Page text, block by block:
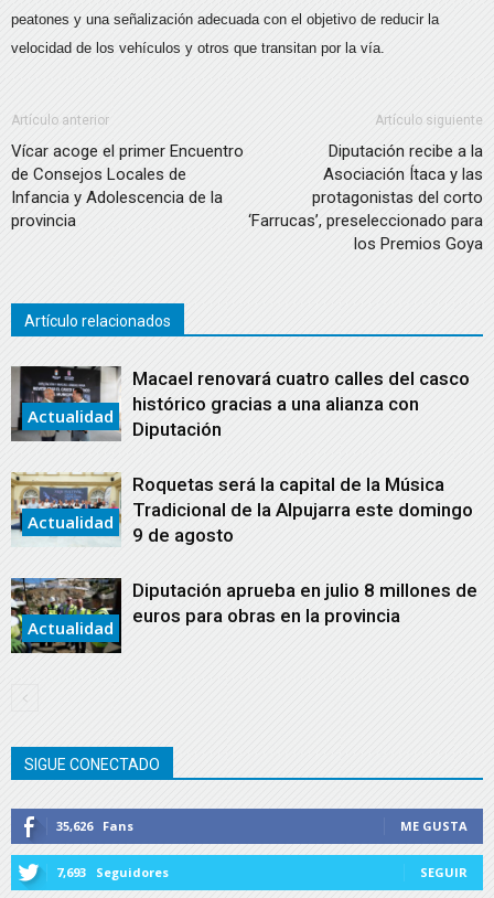
peatones y una señalización adecuada con el objetivo de reducir la
velocidad de los vehículos y otros que transitan por la vía.
Artículo anterior
Vícar acoge el primer Encuentro
de Consejos Locales de
Infancia y Adolescencia de la
provincia
Artículo siguiente
Diputación recibe a la
Asociación Ítaca y las
protagonistas del corto
‘Farrucas’, preseleccionado para
los Premios Goya
Artículo relacionados
Actualidad
Macael renovará cuatro calles del casco
histórico gracias a una alianza con
Diputación
Actualidad
Roquetas será la capital de la Música
Tradicional de la Alpujarra este domingo
9 de agosto
Actualidad
Diputación aprueba en julio 8 millones de
euros para obras en la provincia
SIGUE CONECTADO
35,626 Fans ME GUSTA
7,693 Seguidores SEGUIR